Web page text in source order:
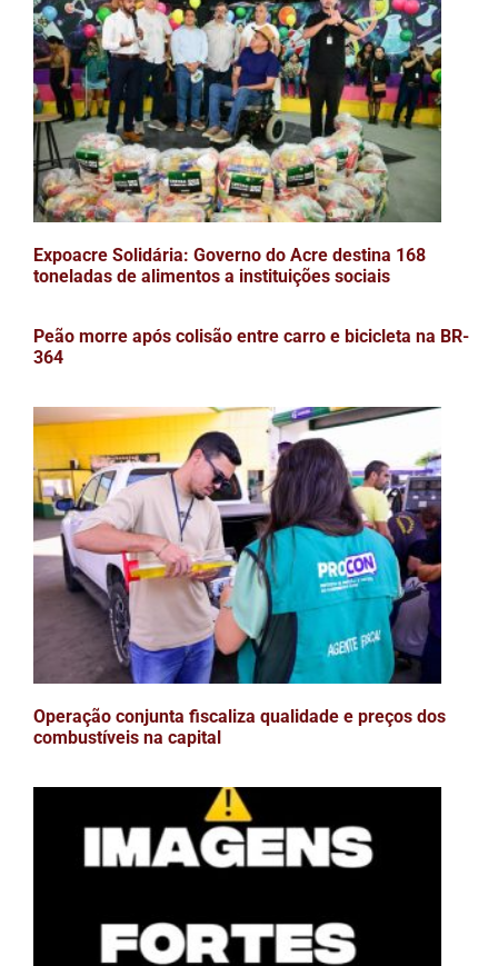
Expoacre Solidária: Governo do Acre destina 168
toneladas de alimentos a instituições sociais
Peão morre após colisão entre carro e bicicleta na BR-
364
Operação conjunta fiscaliza qualidade e preços dos
combustíveis na capital